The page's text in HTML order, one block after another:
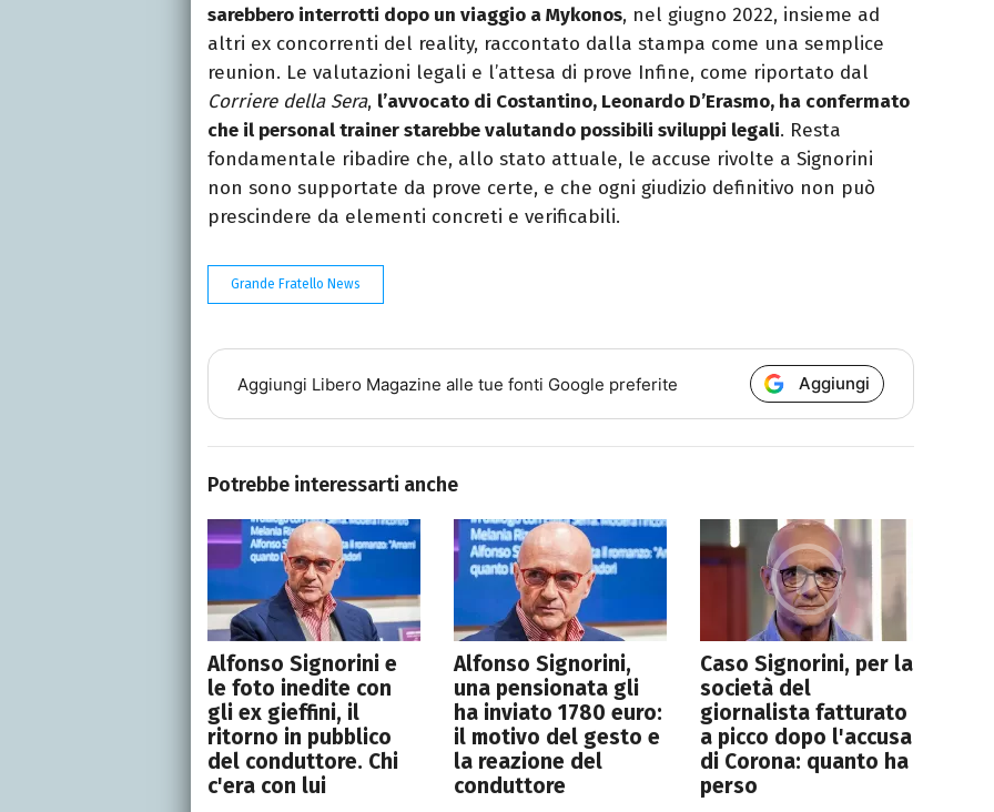
sarebbero interrotti dopo un viaggio a Mykonos, nel giugno 2022, insieme ad
altri ex concorrenti del reality, raccontato dalla stampa come una semplice
reunion. Le valutazioni legali e l’attesa di prove Infine, come riportato dal
Corriere della Sera, l’avvocato di Costantino, Leonardo D’Erasmo, ha confermato
che il personal trainer starebbe valutando possibili sviluppi legali. Resta
fondamentale ribadire che, allo stato attuale, le accuse rivolte a Signorini
non sono supportate da prove certe, e che ogni giudizio definitivo non può
prescindere da elementi concreti e verificabili.
Grande Fratello News
Aggiungi Libero Magazine alle tue fonti Google preferite Aggiungi
Potrebbe interessarti anche
Alfonso Signorini e
le foto inedite con
gli ex gieffini, il
ritorno in pubblico
del conduttore. Chi
c'era con lui
Alfonso Signorini,
una pensionata gli
ha inviato 1780 euro:
il motivo del gesto e
la reazione del
conduttore
Caso Signorini, per la
società del
giornalista fatturato
a picco dopo l'accusa
di Corona: quanto ha
perso